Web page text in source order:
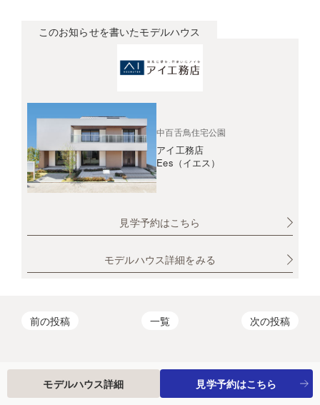
このお知らせを書いたモデルハウス
中百舌鳥住宅公園
アイ工務店
Ees（イエス）
見学予約はこちら
モデルハウス詳細をみる
前の投稿 一覧 次の投稿
モデルハウス詳細 見学予約はこちら